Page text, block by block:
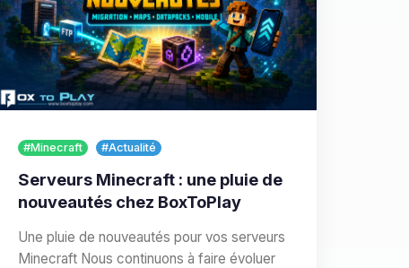
#Minecraft #Actualité
Serveurs Minecraft : une pluie de
nouveautés chez BoxToPlay
Une pluie de nouveautés pour vos serveurs
Minecraft Nous continuons à faire évoluer